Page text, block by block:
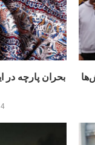
4 آگوست 2026
تنش‌ها